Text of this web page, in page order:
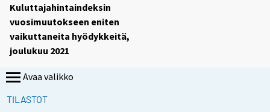
Kuluttajahintaindeksin
vuosimuutokseen eniten
vaikuttaneita hyödykkeitä,
joulukuu 2021
Avaa valikko
TILASTOT